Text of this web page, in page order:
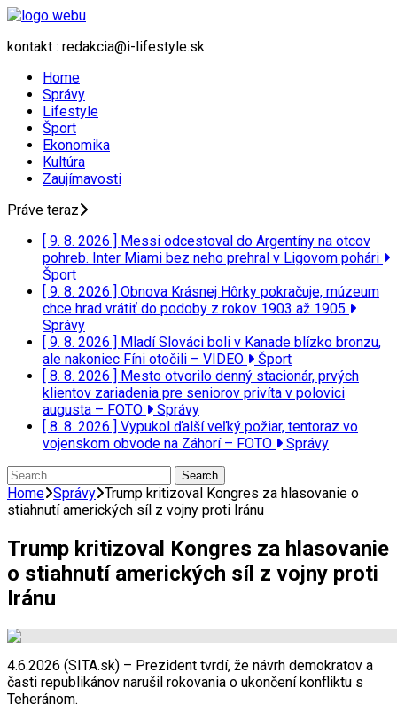
kontakt : redakcia@i-lifestyle.sk
Home
Správy
Lifestyle
Šport
Ekonomika
Kultúra
Zaujímavosti
Práve teraz
[ 9. 8. 2026 ] Messi odcestoval do Argentíny na otcov
pohreb. Inter Miami bez neho prehral v Ligovom pohári
Šport
[ 9. 8. 2026 ] Obnova Krásnej Hôrky pokračuje, múzeum
chce hrad vrátiť do podoby z rokov 1903 až 1905
Správy
[ 9. 8. 2026 ] Mladí Slováci boli v Kanade blízko bronzu,
ale nakoniec Fíni otočili – VIDEO
Šport
[ 8. 8. 2026 ] Mesto otvorilo denný stacionár, prvých
klientov zariadenia pre seniorov privíta v polovici
augusta – FOTO
Správy
[ 8. 8. 2026 ] Vypukol ďalší veľký požiar, tentoraz vo
vojenskom obvode na Záhorí – FOTO
Správy
Search
for:
Home Správy Trump kritizoval Kongres za hlasovanie o
stiahnutí amerických síl z vojny proti Iránu
Trump kritizoval Kongres za hlasovanie
o stiahnutí amerických síl z vojny proti
Iránu
4.6.2026 (SITA.sk) – Prezident tvrdí, že návrh demokratov a
časti republikánov narušil rokovania o ukončení konfliktu s
Teheránom.